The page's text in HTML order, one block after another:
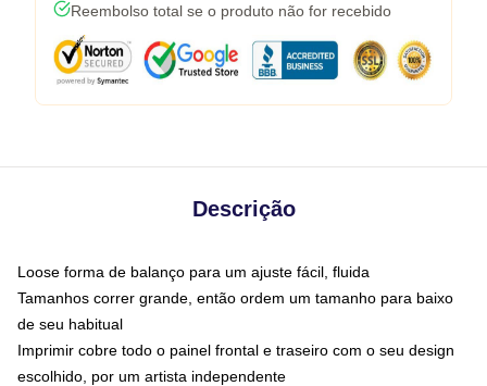
Reembolso total se o produto não for recebido
Descrição
Loose forma de balanço para um ajuste fácil, fluida
Tamanhos correr grande, então ordem um tamanho para baixo
de seu habitual
Imprimir cobre todo o painel frontal e traseiro com o seu design
escolhido, por um artista independente